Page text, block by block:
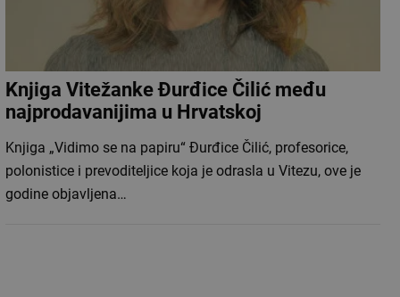
Knjiga Vitežanke Đurđice Čilić među
najprodavanijima u Hrvatskoj
Knjiga „Vidimo se na papiru“ Đurđice Čilić, profesorice,
polonistice i prevoditeljice koja je odrasla u Vitezu, ove je
godine objavljena…